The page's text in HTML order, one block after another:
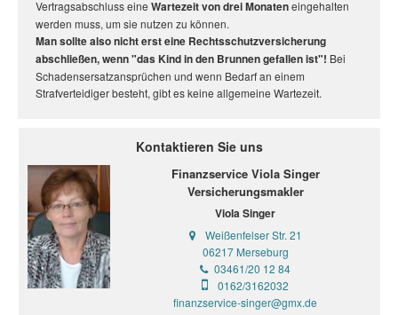
Vertragsabschluss eine Wartezeit von drei Monateneingehalten
werden muss, um sie nutzen zu können.
Man sollte also nicht erst eine Rechtsschutzversicherung
abschließen, wenn "das Kind in den Brunnen gefallen ist"! Bei
Schadensersatzansprüchen und wenn Bedarf an einem
Strafverteidiger besteht, gibt es keine allgemeine Wartezeit.
Kontaktieren Sie uns
Finanzservice Viola Singer
Versicherungsmakler
Viola Singer
Weißenfelser Str. 21
06217 Merseburg
03461/20 12 84
0162/3162032
finanzservice-singer@gmx.de